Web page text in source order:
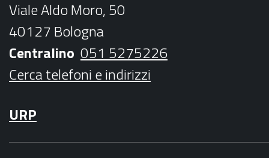
k
a
m
e
Viale Aldo Moro, 50
40127 Bologna
Centralino 051 5275226
Cerca telefoni e indirizzi
URP